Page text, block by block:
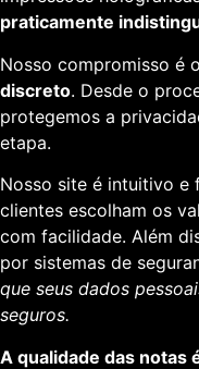
praticamente
Nosso compromisso é
discreto. Desde o
protegemos a
etapa.
Nosso site é intuitivo e
clientes escolham os
com facilidade. Além
por sistemas de
que seus dados
seguros.
A qualidade das notas